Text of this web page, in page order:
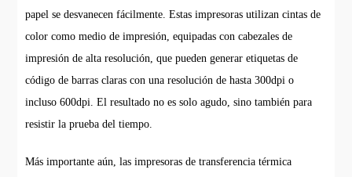
papel se desvanecen fácilmente. Estas impresoras utilizan cintas de
color como medio de impresión, equipadas con cabezales de
impresión de alta resolución, que pueden generar etiquetas de
código de barras claras con una resolución de hasta 300dpi o
incluso 600dpi. El resultado no es solo agudo, sino también para
resistir la prueba del tiempo.
Más importante aún, las impresoras de transferencia térmica